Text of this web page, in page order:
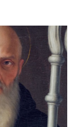
“O Senhor
(Zacarias
Oração: Eu
coloco-me
Jesus
de minha
a Virgem